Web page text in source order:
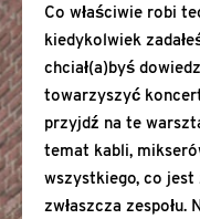
Co właściwie robi
kiedykolwiek
chciał(a)byś
towarzyszyć
przyjdź na te
temat kabli,
wszystkiego, co jest
zwłaszcza zespołu.